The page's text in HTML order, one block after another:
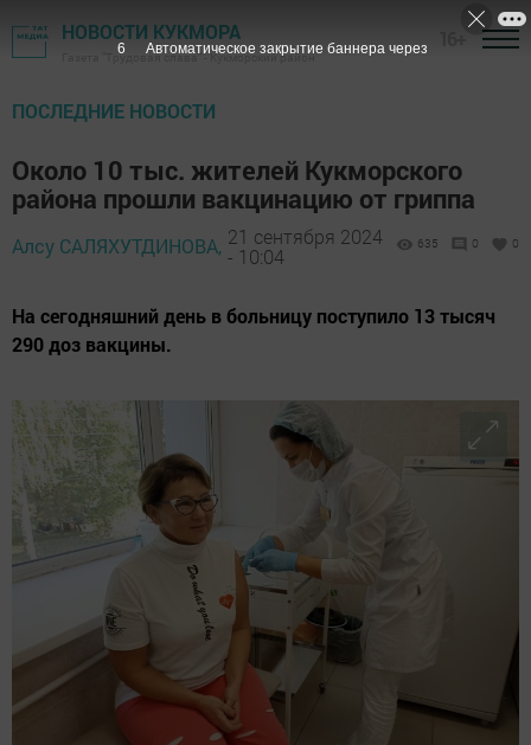
НОВОСТИ КУКМОРА
Газета "Трудовая слава" - Кукморский район
ПОСЛЕДНИЕ НОВОСТИ
Около 10 тыс. жителей Кукморского
района прошли вакцинацию от гриппа
Алсу САЛЯХУТДИНОВА, 21 сентября 2024
- 10:04
635 0 0
На сегодняшний день в больницу поступило 13 тысяч
290 доз вакцины.
4 Автоматическое закрытие баннера через